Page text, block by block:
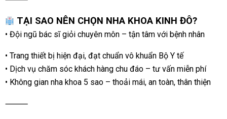
TẠI SAO NÊN CHỌN NHA KHOA KINH ĐÔ?
• Đội ngũ bác sĩ giỏi chuyên môn – tận tâm với bệnh nhân
• Trang thiết bị hiện đại, đạt chuẩn vô khuẩn Bộ Y tế
• Dịch vụ chăm sóc khách hàng chu đáo – tư vấn miễn phí
• Không gian nha khoa 5 sao – thoải mái, an toàn, thân thiện
⸻